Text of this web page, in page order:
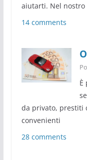
aiutarti. Nel
14 comments
È
da privato, prestiti
convenienti
28 comments